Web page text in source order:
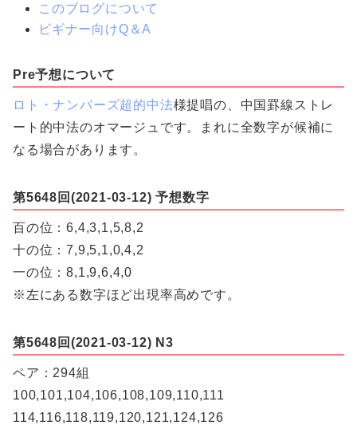
このブログについて
ビギナー向けQ＆A
Pre予想について
ロト・ナンバーズ超的中法様提唱の、中国罫線ストレ
ート的中法のオマージュです。まれに全数字が候補に
なる場合があります。
第5648回(2021-03-12) 予想数字
百の位：6,4,3,1,5,8,2
十の位：7,9,5,1,0,4,2
一の位：8,1,9,6,4,0
※左にある数字ほど出現率高めです。
第5648回(2021-03-12) N3
ペア：294組
100,101,104,106,108,109,110,111
114,116,118,119,120,121,124,126